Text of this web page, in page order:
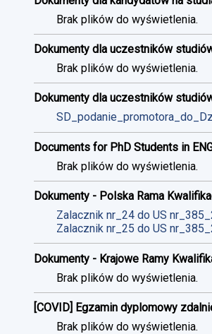
Brak plików do wyświetlenia.
Dokumenty dla uczestników
Brak plików do wyświetlenia.
Dokumenty dla uczestników
Documents for PhD Students in
Brak plików do wyświetlenia.
Dokumenty - Polska Rama
Zalacznik nr_24 do US
Zalacznik nr_25 do US
Dokumenty - Krajowe Ramy
Brak plików do wyświetlenia.
[COVID] Egzamin dyplomowy
Brak plików do wyświetlenia.